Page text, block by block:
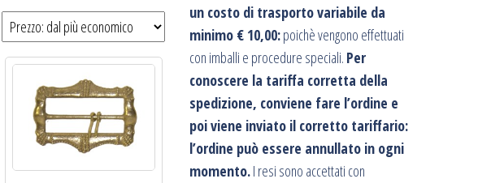
un costo di trasporto variabile da
minimo € 10,00:poichè vengono effettuati
con imballi e procedure speciali. Per
conoscere la tariffa corretta della
spedizione, conviene fare l’ordine e
poi viene inviato il corretto tariffario:
l’ordine può essere annullato in ogni
momento.I resi sono accettati con